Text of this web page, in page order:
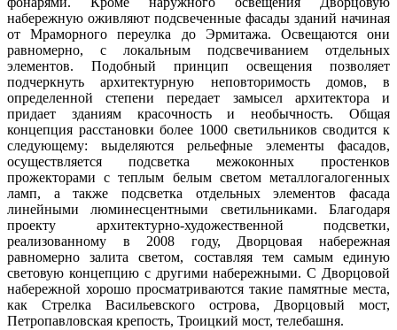
набережную оживляют подсвеченные фасады зданий начиная
от Мраморного переулка до Эрмитажа. Освещаются они
равномерно, с локальным подсвечиванием отдельных
элементов. Подобный принцип освещения позволяет
подчеркнуть архитектурную неповторимость домов, в
определенной степени передает замысел архитектора и
придает зданиям красочность и необычность. Общая
концепция расстановки более 1000 светильников сводится к
следующему: выделяются рельефные элементы фасадов,
осуществляется подсветка межоконных простенков
прожекторами с теплым белым светом металлогалогенных
ламп, а также подсветка отдельных элементов фасада
линейными люминесцентными светильниками. Благодаря
проекту архитектурно-художественной подсветки,
реализованному в 2008 году, Дворцовая набережная
равномерно залита светом, составляя тем самым единую
световую концепцию с другими набережными. С Дворцовой
набережной хорошо просматриваются такие памятные места,
как Стрелка Васильевского острова, Дворцовый мост,
Петропавловская крепость, Троицкий мост, телебашня.